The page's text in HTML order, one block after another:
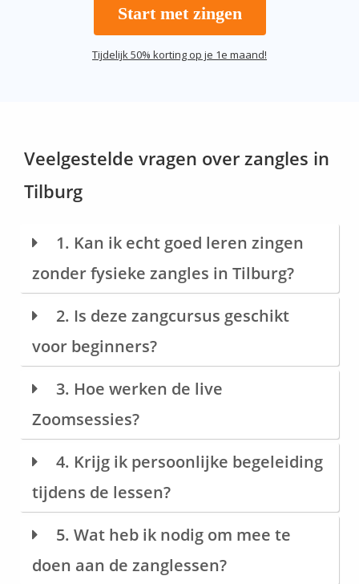
Start met zingen
Tijdelijk 50% korting op je 1e maand!
Veelgestelde vragen over zangles in
Tilburg
1. Kan ik echt goed leren zingen
zonder fysieke zangles in Tilburg?
2. Is deze zangcursus geschikt
voor beginners?
3. Hoe werken de live
Zoomsessies?
4. Krijg ik persoonlijke begeleiding
tijdens de lessen?
5. Wat heb ik nodig om mee te
doen aan de zanglessen?